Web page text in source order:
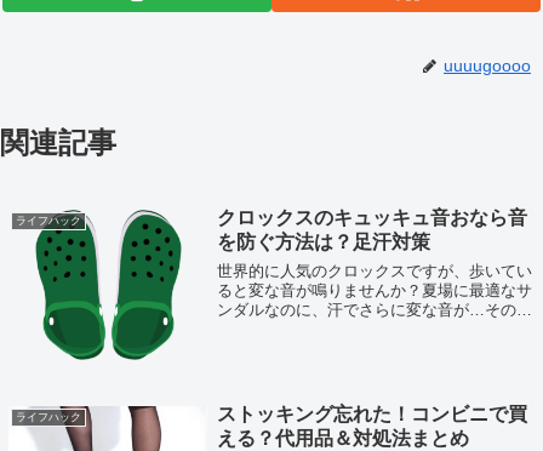
uuuugoooo
関連記事
ライフハック
クロックスのキュッキュ音おなら音
を防ぐ方法は？足汗対策
世界的に人気のクロックスですが、歩いてい
ると変な音が鳴りませんか？夏場に最適なサ
ンダルなのに、汗でさらに変な音が…その対
ライフハック
ストッキング忘れた！コンビニで買
える？代用品＆対処法まとめ